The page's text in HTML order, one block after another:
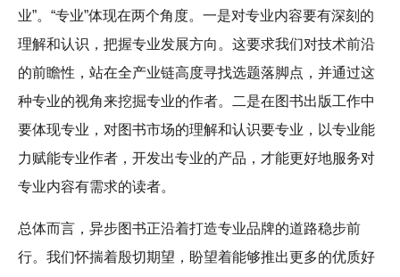
业”。“专业”体现在两个角度。一是对专业内容要有深刻的
理解和认识，把握专业发展方向。这要求我们对技术前沿
的前瞻性，站在全产业链高度寻找选题落脚点，并通过这
种专业的视角来挖掘专业的作者。二是在图书出版工作中
要体现专业，对图书市场的理解和认识要专业，以专业能
力赋能专业作者，开发出专业的产品，才能更好地服务对
专业内容有需求的读者。
总体而言，异步图书正沿着打造专业品牌的道路稳步前
行。我们怀揣着殷切期望，盼望着能够推出更多的优质好